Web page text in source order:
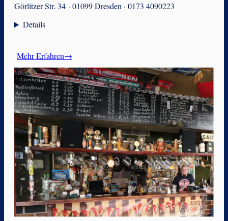
Görlitzer Str. 34 · 01099 Dresden · 0173 4090223
Details
Mehr Erfahren→